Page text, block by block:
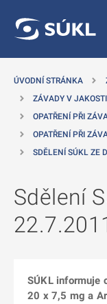
ÚVODNÍ STRÁNKA
ZÁVADY V
OPATŘENÍ PŘI
OPATŘENÍ PŘI
SDĚLENÍ SÚKL ZE
Sdělení
SÚKL informuje
20 x 7,5 mg a